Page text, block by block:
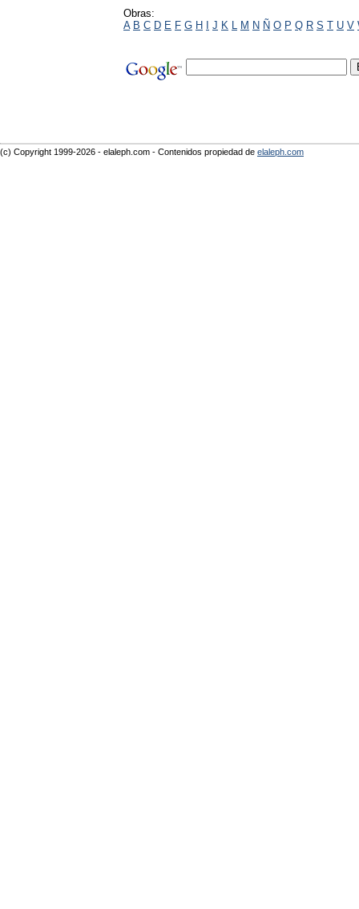
Obras:
A B C D E F G H I J K L M N Ñ O P Q R S T U V
(c) Copyright 1999-2026 - elaleph.com - Contenidos propiedad de elaleph.com